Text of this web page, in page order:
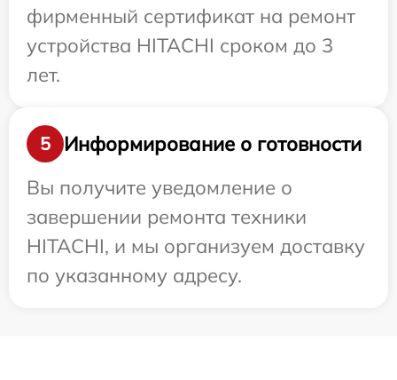
фирменный сертификат на ремонт
устройства HITACHI сроком до 3
лет.
5
Информирование о готовности
Вы получите уведомление о
завершении ремонта техники
HITACHI, и мы организуем доставку
по указанному адресу.